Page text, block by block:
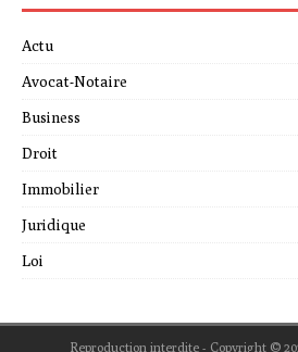
Actu
Avocat-Notaire
Business
Droit
Immobilier
Juridique
Loi
Reproduction interdite - Copyright ©